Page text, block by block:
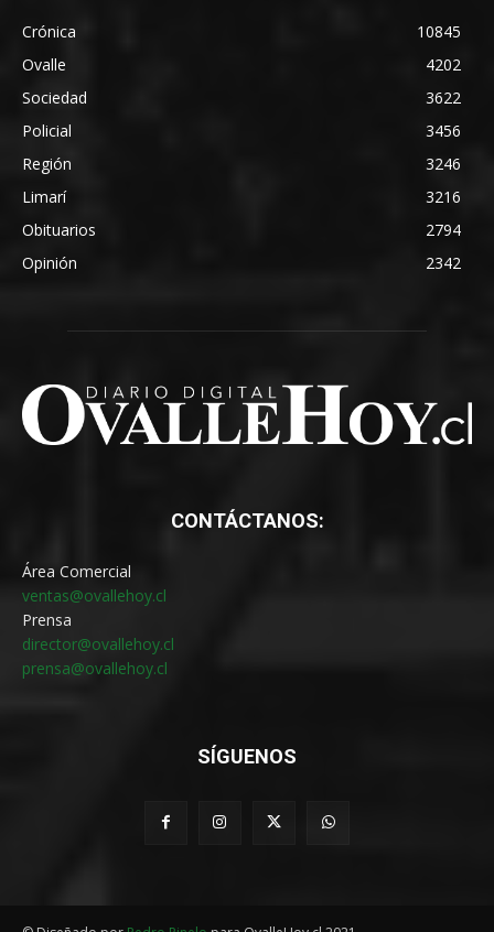
Crónica
10845
Ovalle
4202
Sociedad
3622
Policial
3456
Región
3246
Limarí
3216
Obituarios
2794
Opinión
2342
CONTÁCTANOS:
Área Comercial
ventas@ovallehoy.cl
Prensa
director@ovallehoy.cl
prensa@ovallehoy.cl
SÍGUENOS